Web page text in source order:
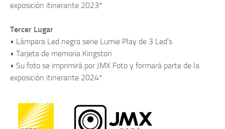
exposición itinerante 2023*
Tercer Lugar
• Lámpara Led negra serie Lumie Play de 3 Led's
• Tarjeta de memoria Kingston
• Su foto se imprimirá por JMX Foto y formará parte de la
exposición itinerante 2024*